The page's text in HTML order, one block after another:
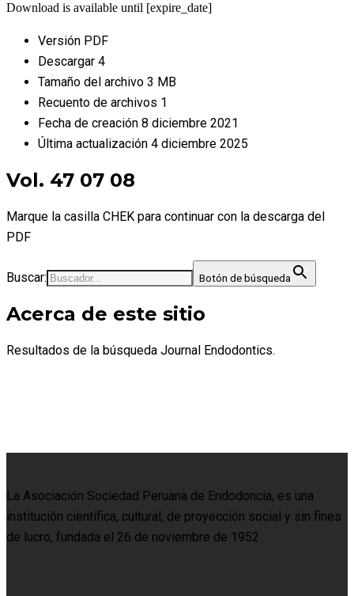
Download is available until [expire_date]
Versión PDF
Descargar 4
Tamaño del archivo 3 MB
Recuento de archivos 1
Fecha de creación 8 diciembre 2021
Última actualización 4 diciembre 2025
Vol. 47 07 08
Marque la casilla CHEK para continuar con la descarga del
PDF
Buscar: Botón de búsqueda
Acerca de este sitio
Resultados de la búsqueda Journal Endodontics.
La Asociación Sociedad Peruana de Endodoncia, es una
institución científica, cultural, de proyección social y sin fines
de lucro, fundada el 26 de noviembre de 1952